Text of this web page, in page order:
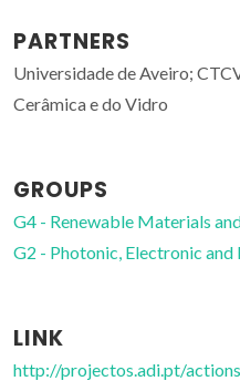
PARTNERS
Universidade de Aveiro;
Cerâmica e do Vidro
GROUPS
G4 - Renewable Materials
G2 - Photonic, Electronic
LINK
http://projectos.adi.pt/